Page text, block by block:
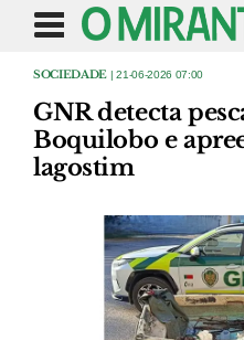
SOCIEDADE | 21-06-2026 07:00
GNR detecta
Boquilobo e
lagostim